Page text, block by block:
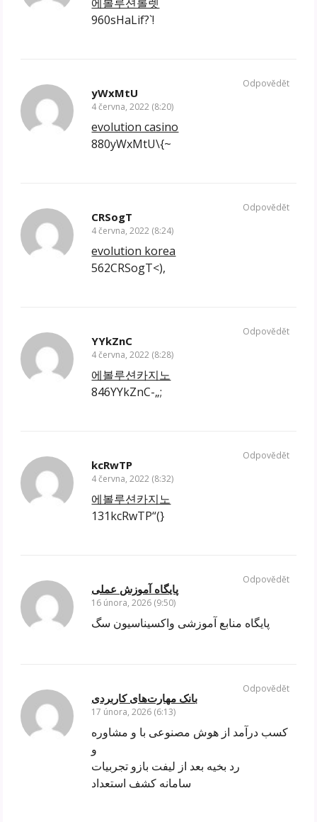
960sHaLif?`!
yWxMtU
4 června, 2022 (8:20)
evolution casino
880yWxMtU\{~
Odpovědět
CRSogT
4 června, 2022 (8:24)
evolution korea
562CRSogT<),
Odpovědět
YYkZnC
4 června, 2022 (8:28)
에볼루션카지노
846YYkZnC-„;
Odpovědět
kcRwTP
4 června, 2022 (8:32)
에볼루션카지노
131kcRwTP“(}
Odpovědět
پایگاه آموزش عملی
16 února, 2026 (9:50)
پایگاه منابع آموزشی واکسیناسیون سگ
Odpovědět
بانک مهارت‌های کاربردی
17 února, 2026 (6:13)
کسب درآمد از هوش مصنوعی با و مشاوره
و
رد بخیه بعد از لیفت بازو تجربیات
سامانه کشف استعداد
Odpovědět